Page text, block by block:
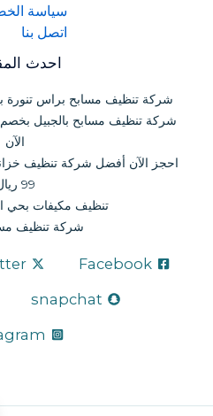
سياسة
اتصل بنا
احدث
شركة تنظيف مسابح براس تنورة بخصم 20% |
الآن
احجز الآن أفضل شركة تنظيف
99 ريال
تنظيف مكيفات بحي
شركة تنظيف
Facebook
snapchat